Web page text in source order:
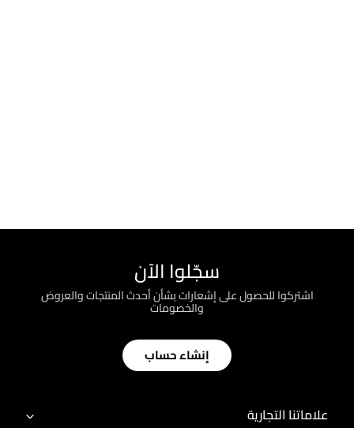
سجّلوا الآن
اشتركوا للحصول على إشعارات بشأن أحدث المنتجات والعروض
والخصومات
إنشاء حساب
علاماتنا التجارية